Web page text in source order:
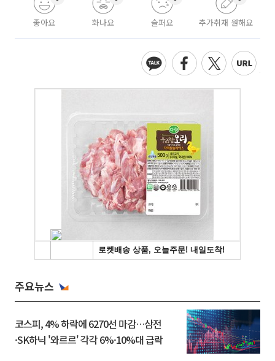
좋아요 화나요 슬퍼요 추가취재 원해요
주요뉴스
코스피, 4% 하락에 6270선 마감…삼전
·SK하닉 '와르르' 각각 6%·10%대 급락